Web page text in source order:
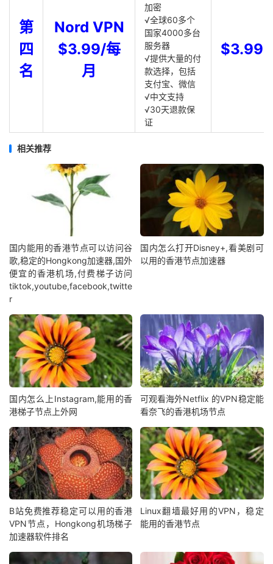
第
四
名
Nord VPN
$3.99/每
月
加密
√全球60多个
国家4000多台
服务器
√提供大量的付
款选择，包括
支付宝、微信
√中文支持
√30天退款保
证
$3.99
相关推荐
国内能用的香港节点可以访问谷
歌,稳定的Hongkong加速器,国外
便宜的香港机场,付费梯子访问
tiktok,youtube,facebook,twitte
r
国内怎么打开Disney+,看美剧可
以用的香港节点加速器
国内怎么上Instagram,能用的香
港梯子节点上外网
可观看海外Netflix 的VPN稳定能
看奈飞的香港机场节点
B站免费推荐稳定可以用的香港
VPN节点，Hongkong机场梯子
加速器软件排名
Linux翻墙最好用的VPN，稳定
能用的香港节点